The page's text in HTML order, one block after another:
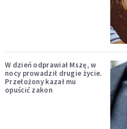
W dzień odprawiał Mszę, w
nocy prowadził drugie życie.
Przełożony kazał mu
opuścić zakon